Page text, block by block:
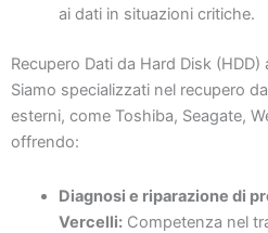
ai dati in situazioni critiche.
Recupero Dati da Hard Disk (HDD)
Siamo specializzati nel recupero
esterni, come Toshiba, Seagate,
offrendo:
Diagnosi e riparazione di
Vercelli:Competenza nel